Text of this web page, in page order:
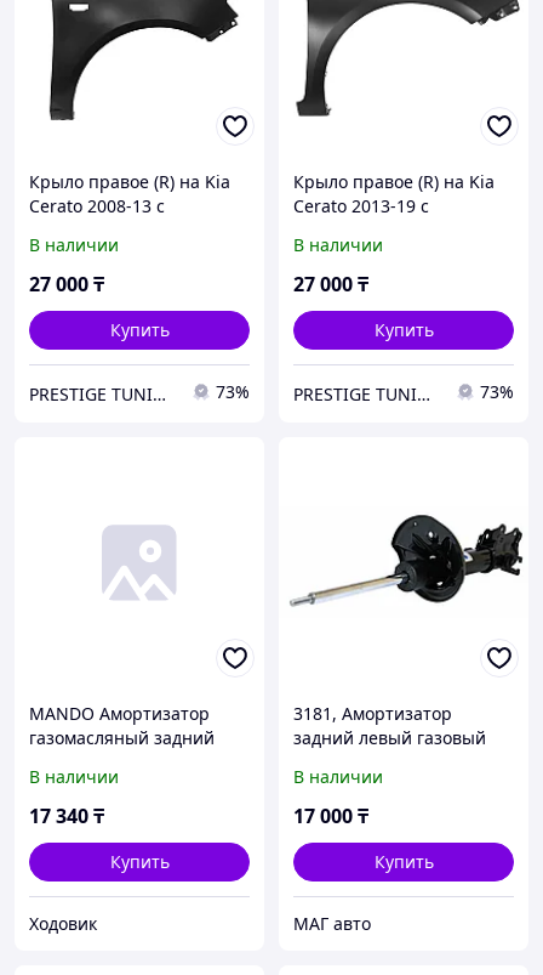
Крыло правое (R) на Kia
Cerato 2008-13 с
В наличии
27 000₸
Купить
PRESTIGE TUNING 73%
Крыло правое (R) на Kia
Cerato 2013-19 с
повторитель (SAT TW)
В наличии
27 000₸
Купить
PRESTIGE TUNING 73%
MANDO Амортизатор
газомасляный задний
A00107
В наличии
17 340₸
Купить
Ходовик
3181, Амортизатор
задний левый газовый
(2004-2008) MANDO
55351-2F000
В наличии
17 000₸
Купить
МАГ авто